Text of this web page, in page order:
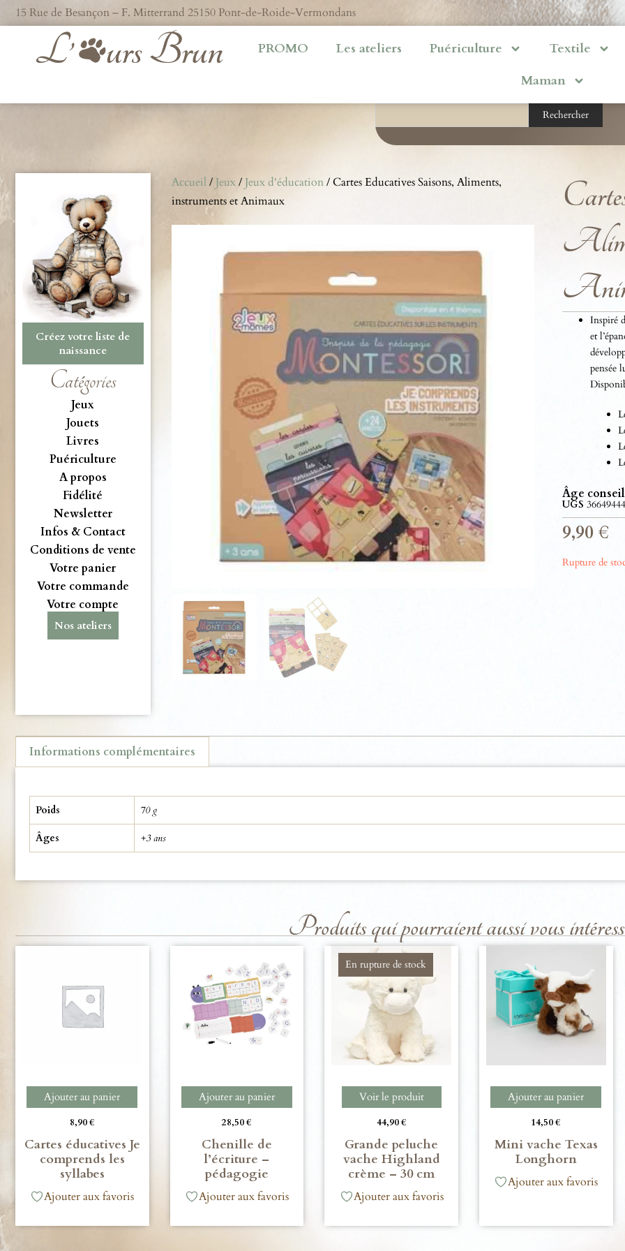
15 Rue de Besançon – F. Mitterrand 25150 Pont-de-Roide-Vermondans
PROMO Les ateliers Puériculture
Textile
Maman
Rechercher
Créez votre liste de
naissance
Catégories
Jeux
Jouets
Livres
Puériculture
A propos
Fidélité
Newsletter
Infos & Contact
Conditions de vente
Votre panier
Votre commande
Votre compte
Nos ateliers
Accueil /Jeux/ Jeux d'éducation/ Cartes Educatives Saisons, Aliments,
instruments et Animaux
Inspiré
et
pensée
Âge
UGS
9,90 €
Rupture de
Informations complémentaires
Poids 70 g
Âges +3 ans
Produits qui pourraient aussi vous
Ajouter au panier
8,90€
Cartes éducatives Je
comprends les
syllabes
Ajouter aux favoris
Ajouter au panier
28,50€
Chenille de
l’écriture –
pédagogie
Ajouter aux favoris
En rupture de stock
Voir le produit
44,90€
Grande peluche
vache Highland
crème – 30 cm
Ajouter aux favoris
Ajouter au panier
14,50€
Mini vache Texas
Longhorn
Ajouter aux favoris